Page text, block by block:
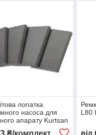
лопатка
насоса для
апарату Kurtsan
₴/комплект
L80
від